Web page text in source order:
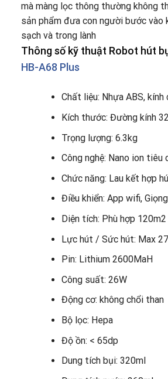
mà màng lọc thông thường không
sản phẩm đưa con người bước vào
sạch và trong lành
Thông số kỹ thuật Robot hút
HB-A68 Plus
Chất liệu: Nhựa ABS,
Kích thước: Đường kính
Trọng lượng: 6.3kg
Công nghệ: Nano ion tiêu
Chức năng: Lau kết hợp
Điều khiển: App wifi,
Diện tích: Phù hợp 120m2
Lực hút / Sức hút: Max
Pin: Lithium 2600MaH
Công suất: 26W
Động cơ: không chổi than
Bộ lọc: Hepa
Độ ồn: < 65dp
Dung tích bụi: 320ml